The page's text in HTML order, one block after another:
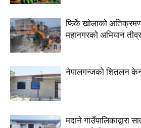
फिर्के खोलाको
महानगरको अभियान तीव्र
नेपालगन्जको शितलन
मदाने गाउँपालिकाद्वारा